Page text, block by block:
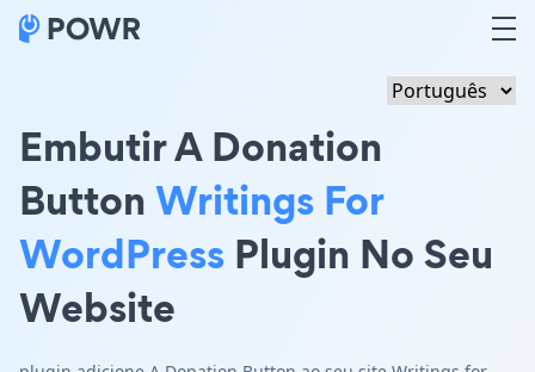
Embutir A Donation
ButtonWritings For
WordPress Plugin No Seu
Website